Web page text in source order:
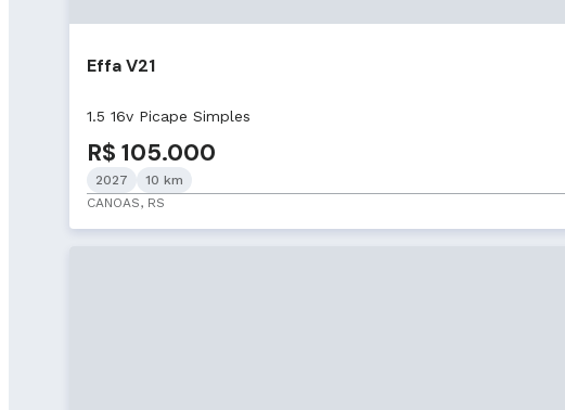
Effa V21
1.5 16v Picape Simples
R$ 105.000
2027
10 km
CANOAS, RS